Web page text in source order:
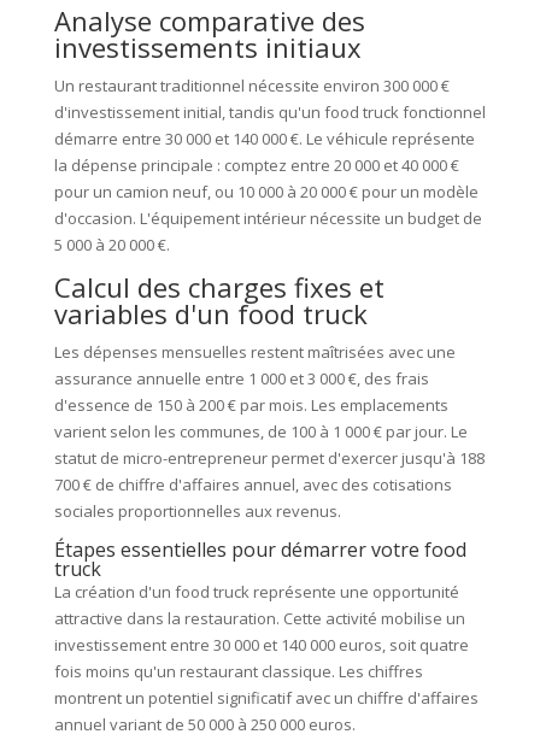
Analyse comparative des
investissements initiaux
Un restaurant traditionnel nécessite environ 300 000 €
d'investissement initial, tandis qu'un food truck fonctionnel
démarre entre 30 000 et 140 000 €. Le véhicule représente
la dépense principale : comptez entre 20 000 et 40 000 €
pour un camion neuf, ou 10 000 à 20 000 € pour un modèle
d'occasion. L'équipement intérieur nécessite un budget de
5 000 à 20 000 €.
Calcul des charges fixes et
variables d'un food truck
Les dépenses mensuelles restent maîtrisées avec une
assurance annuelle entre 1 000 et 3 000 €, des frais
d'essence de 150 à 200 € par mois. Les emplacements
varient selon les communes, de 100 à 1 000 € par jour. Le
statut de micro-entrepreneur permet d'exercer jusqu'à 188
700 € de chiffre d'affaires annuel, avec des cotisations
sociales proportionnelles aux revenus.
Étapes essentielles pour démarrer votre food
truck
La création d'un food truck représente une opportunité
attractive dans la restauration. Cette activité mobilise un
investissement entre 30 000 et 140 000 euros, soit quatre
fois moins qu'un restaurant classique. Les chiffres
montrent un potentiel significatif avec un chiffre d'affaires
annuel variant de 50 000 à 250 000 euros.